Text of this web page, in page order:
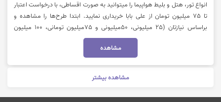
انواع تور، هتل و بلیط هواپیما را میتوانید به صورت اقساطی، با درخواست اعتبار
تا 75 میلیون تومان از علی بابا خریداری نمایید. ابتدا طرح‌ها را مشاهده و
براساس نیازتان (25 میلیونی، 50میلیونی و 75میلیون تومانی، 100 میلیون
تومانی، 120 میلیون تومانی ) یکی از آنها را انتخاب کنید. اعتبارسنجی شما انجام
می‌شود و اعتبار بانکی حداکثر تا 3 روز بعد به حساب کاربری‌تان اضافه می‌شود.
صیادی بنفش این وام سفر را دریافت کنید. توجه داشته باشید که این اعتبار تنها
برای خرید از وب‌سایت علی بابا قابل‌ استفاده است. برای اطلاعات بیشتر خرید
مشاهده
مشاهده بیشتر